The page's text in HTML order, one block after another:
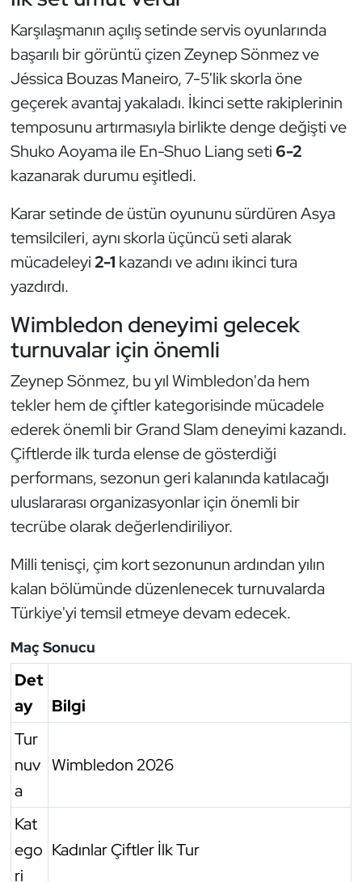
Karşılaşmanın açılış setinde servis oyunlarında
başarılı bir görüntü çizen Zeynep Sönmez ve
Jéssica Bouzas Maneiro, 7-5'lik skorla öne
geçerek avantaj yakaladı. İkinci sette rakiplerinin
temposunu artırmasıyla birlikte denge değişti ve
Shuko Aoyama ile En-Shuo Liang seti6-2
kazanarak durumu eşitledi.
Karar setinde de üstün oyununu sürdüren Asya
temsilcileri, aynı skorla üçüncü seti alarak
mücadeleyi 2-1 kazandı ve adını ikinci tura
yazdırdı.
Wimbledon deneyimi gelecek
turnuvalar için önemli
Zeynep Sönmez, bu yıl Wimbledon'da hem
tekler hem de çiftler kategorisinde mücadele
ederek önemli bir Grand Slam deneyimi kazandı.
Çiftlerde ilk turda elense de gösterdiği
performans, sezonun geri kalanında katılacağı
uluslararası organizasyonlar için önemli bir
tecrübe olarak değerlendiriliyor.
Milli tenisçi, çim kort sezonunun ardından yılın
kalan bölümünde düzenlenecek turnuvalarda
Türkiye'yi temsil etmeye devam edecek.
Maç Sonucu
Det
ay
Bilgi
Tur
nuv
a
Wimbledon 2026
Kat
ego
ri
Kadınlar Çiftler İlk Tur
Judo ve Kuraş
Kano ve Rafting
Karate
Kayak
Kempo
Kick Boks
Kürek
Masa Tenisi
Modern Pentatlon
Motor Sporları
Muay Thai
Okçuluk
Optimist
Özel Sporcular
Paralimpik
Ragbi
Satranç